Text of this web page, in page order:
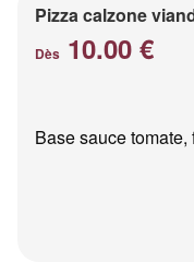
Pizza calzone
Dès 10.00 €
Base sauce